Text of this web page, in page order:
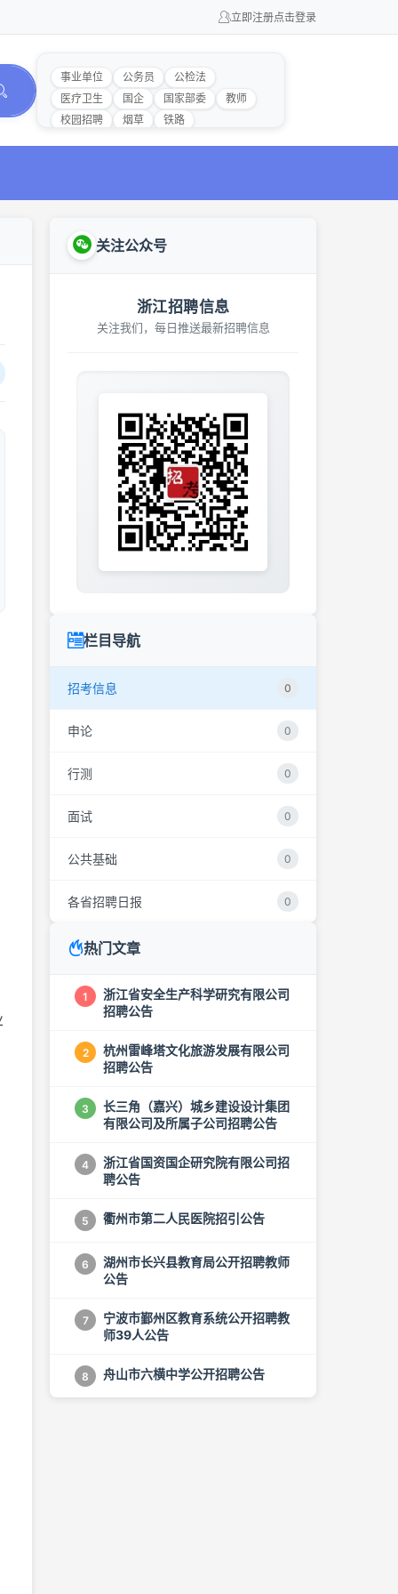
立即注册点击登录
事业单位 公务员
公检法
医疗卫生
国企 国家部委
教师
校园招聘
烟草 铁路
关注公众号
浙江招聘信息
关注我们，每日推送最新招聘信息
栏目导航
招考信息 0
申论 0
行测 0
面试 0
公共基础 0
各省招聘日报 0
热门文章
1
浙江省安全生产科学研究有限公司
招聘公告
2
杭州雷峰塔文化旅游发展有限公司
招聘公告
3
长三角（嘉兴）城乡建设设计集团
有限公司及所属子公司招聘公告
4
浙江省国资国企研究院有限公司招
聘公告
5 衢州市第二人民医院招引公告
6
湖州市长兴县教育局公开招聘教师
公告
7
宁波市鄞州区教育系统公开招聘教
师39人公告
8 舟山市六横中学公开招聘公告